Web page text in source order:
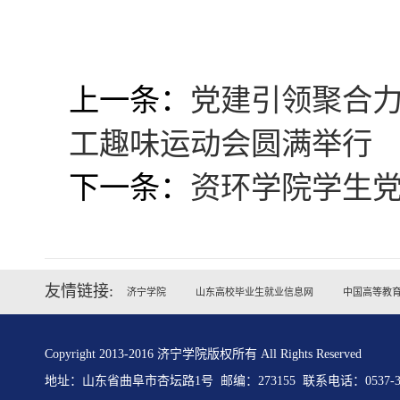
上一条： 党建引领聚合
工趣味运动会圆满举行
下一条： 资环学院学生
友情链接: 济宁学院 山东高校毕业生就业信息网 中国高等教
Copyright 2013-2016 济宁学院版权所有 All Rights Reserved
地址：山东省曲阜市杏坛路1号 邮编：273155 联系电话：0537-